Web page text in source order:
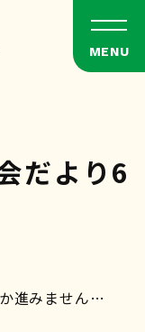
だより6
進みません…